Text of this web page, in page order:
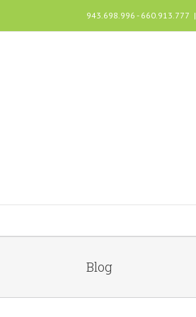
943.698.996 - 660.913.777 |
Blog